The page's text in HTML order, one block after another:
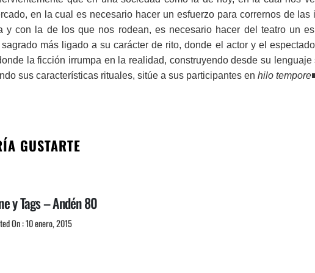
en la cual es necesario hacer un esfuerzo para corrernos de
y con la de los que nos rodean, es necesario hacer del teatro un
más ligado a su carácter de rito, donde el actor y el
la ficción irrumpa en la realidad, construyendo desde su
sus características rituales, sitúe a sus participantes en hilo tempore
GUSTARTE
y Tags – Andén 80
On : 10 enero, 2015